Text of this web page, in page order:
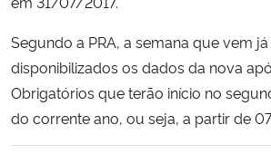
Ministério do Meio Ambiente
Ministério do Desenvolvimento Regional
Segundo a PRA, a semana que vem
disponibilizados os dados da nova
Obrigatórios que terão início no
do corrente ano, ou seja, a partir de